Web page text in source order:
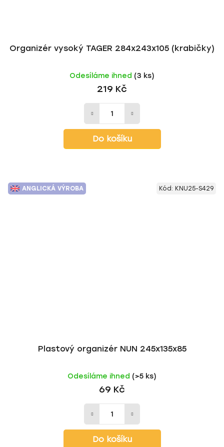
Organizér vysoký TAGER 284x243x105 (krabičky)
Odesíláme ihned (3 ks)
219 Kč
Do košíku
ANGLICKÁ VÝROBA
Plastový organizér NUN 245x135x85
Odesíláme ihned (>5 ks)
69 Kč
Do košíku
Kód: KNU25-S429